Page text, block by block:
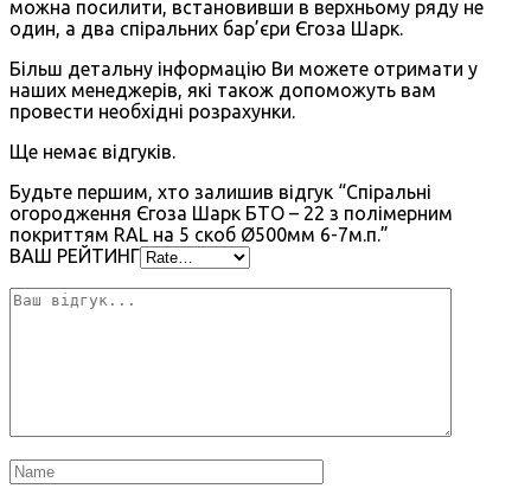
можна посилити, встановивши в верхньому ряду не
один, а два спіральних бар’єри Єгоза Шарк.
Більш детальну інформацію Ви можете отримати у
наших менеджерів, які також допоможуть вам
провести необхідні розрахунки.
Ще немає відгуків.
Будьте першим, хто залишив відгук “Спіральні
огородження Єгоза Шарк БТО – 22 з полімерним
покриттям RAL на 5 скоб Ø500мм 6-7м.п.”
ВАШ РЕЙТИНГ